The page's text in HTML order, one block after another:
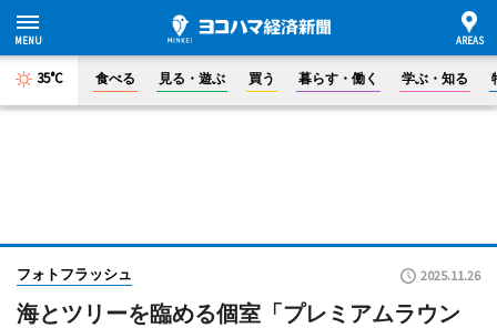
35°C 食べる 見る・遊ぶ 買う 暮らす・働く 学ぶ・知る
フォトフラッシュ 2025.11.26
海とツリーを臨める個室「プレミアムラウン